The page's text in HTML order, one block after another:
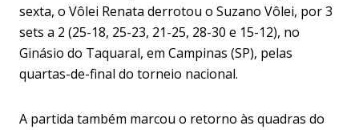
sexta, o Vôlei Renata derrotou o Suzano Vôlei, por 3
sets a 2 (25-18, 25-23, 21-25, 28-30 e 15-12), no
Ginásio do Taquaral, em Campinas (SP), pelas
quartas-de-final do torneio nacional.
A partida também marcou o retorno às quadras do